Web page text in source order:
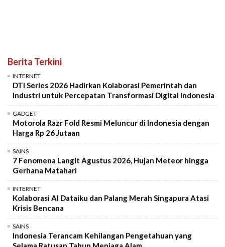
Berita Terkini
INTERNET
DTI Series 2026 Hadirkan Kolaborasi Pemerintah dan
Industri untuk Percepatan Transformasi Digital Indonesia
GADGET
Motorola Razr Fold Resmi Meluncur di Indonesia dengan
Harga Rp 26 Jutaan
SAINS
7 Fenomena Langit Agustus 2026, Hujan Meteor hingga
Gerhana Matahari
INTERNET
Kolaborasi AI Dataiku dan Palang Merah Singapura Atasi
Krisis Bencana
SAINS
Indonesia Terancam Kehilangan Pengetahuan yang